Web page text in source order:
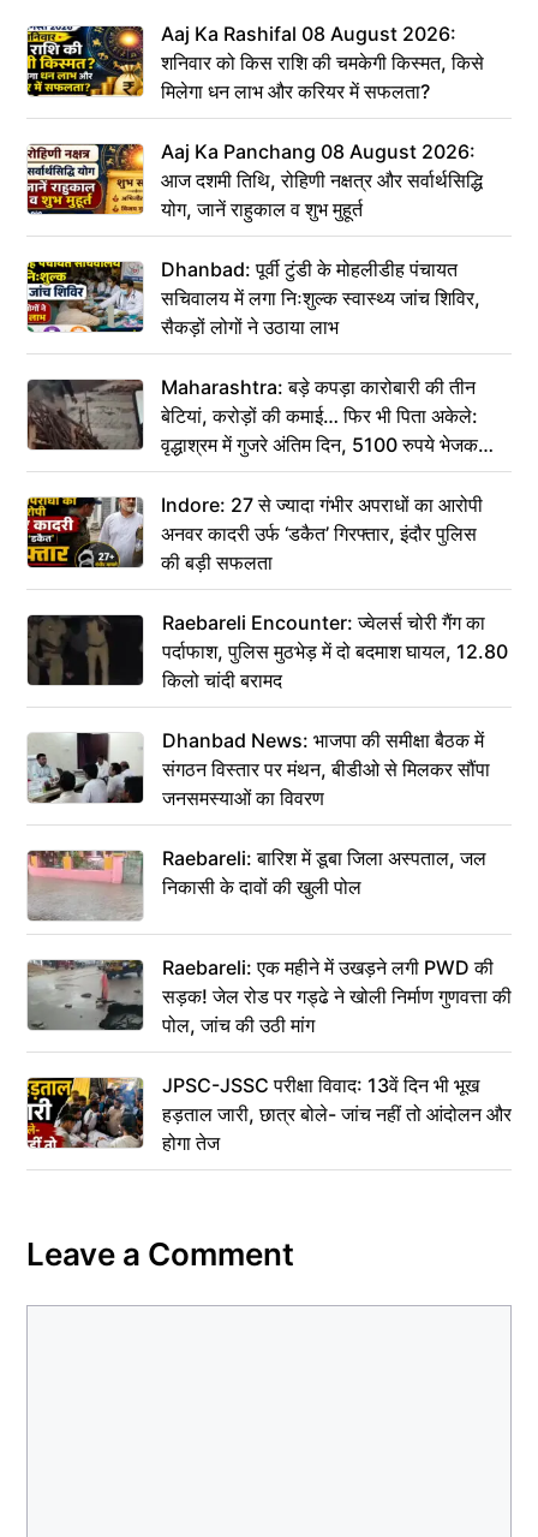
Aaj Ka Rashifal 08 August 2026:
शनिवार को किस राशि की चमकेगी किस्मत, किसे
मिलेगा धन लाभ और करियर में सफलता?
Aaj Ka Panchang 08 August 2026:
आज दशमी तिथि, रोहिणी नक्षत्र और सर्वार्थसिद्धि
योग, जानें राहुकाल व शुभ मुहूर्त
Dhanbad: पूर्वी टुंडी के मोहलीडीह पंचायत
सचिवालय में लगा निःशुल्क स्वास्थ्य जांच शिविर,
सैकड़ों लोगों ने उठाया लाभ
Maharashtra: बड़े कपड़ा कारोबारी की तीन
बेटियां, करोड़ों की कमाई… फिर भी पिता अकेले:
वृद्धाश्रम में गुजरे अंतिम दिन, 5100 रुपये भेजकर
कहा– अंतिम संस्कार कर दीजिए हम नहीं आ पाएंगे
Indore: 27 से ज्यादा गंभीर अपराधों का आरोपी
अनवर कादरी उर्फ ‘डकैत’ गिरफ्तार, इंदौर पुलिस
की बड़ी सफलता
Raebareli Encounter: ज्वेलर्स चोरी गैंग का
पर्दाफाश, पुलिस मुठभेड़ में दो बदमाश घायल, 12.80
किलो चांदी बरामद
Dhanbad News: भाजपा की समीक्षा बैठक में
संगठन विस्तार पर मंथन, बीडीओ से मिलकर सौंपा
जनसमस्याओं का विवरण
Raebareli: बारिश में डूबा जिला अस्पताल, जल
निकासी के दावों की खुली पोल
Raebareli: एक महीने में उखड़ने लगी PWD की
सड़क! जेल रोड पर गड्ढे ने खोली निर्माण गुणवत्ता की
पोल, जांच की उठी मांग
JPSC-JSSC परीक्षा विवाद: 13वें दिन भी भूख
हड़ताल जारी, छात्र बोले- जांच नहीं तो आंदोलन और
होगा तेज
Leave a Comment